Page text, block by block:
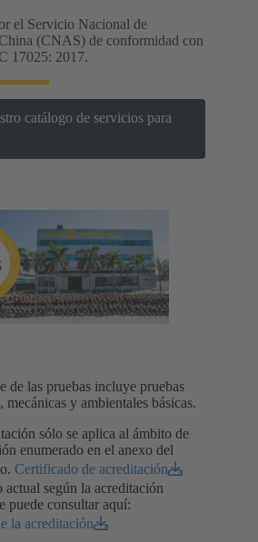
el Servicio Nacional de
(CNAS) de conformidad con
17025: 2017.
catálogo de servicios para
de las pruebas incluye pruebas
mecánicas y ambientales básicas.
sólo se aplica al ámbito de
enumerado en el anexo del
Certificado de acreditación
actual según la acreditación
puede consultar aquí:
la acreditación